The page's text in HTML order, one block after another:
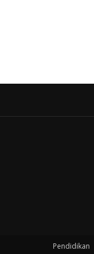
Pendidikan